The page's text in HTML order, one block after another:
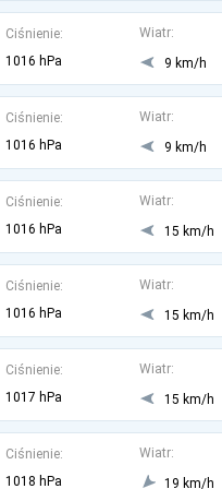
Ciśnienie:
1016 hPa
Wiatr:
9 km/h
Ciśnienie:
1016 hPa
Wiatr:
9 km/h
Ciśnienie:
1016 hPa
Wiatr:
15 km/h
Ciśnienie:
1016 hPa
Wiatr:
15 km/h
Ciśnienie:
1017 hPa
Wiatr:
15 km/h
Ciśnienie:
1018 hPa
Wiatr:
19 km/h